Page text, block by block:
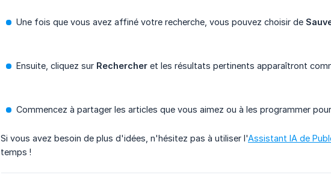
Une fois que vous avez affiné votre recherche, vous pouvez choisir de
Ensuite, cliquez sur Rechercher et les résultats pertinents apparaîtront
Commencez à partager les articles que vous aimez ou à les programmer
Si vous avez besoin de plus d'idées, n'hésitez pas à utiliser l'Assistant IA de
temps !